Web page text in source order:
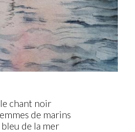
le chant noir
de marins
bleu de la mer